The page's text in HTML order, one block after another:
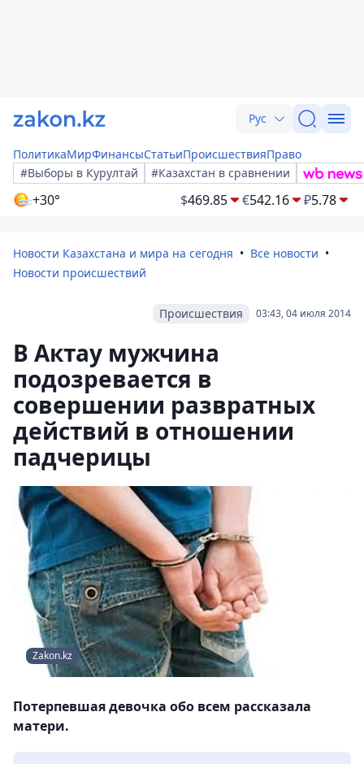
Рус
ПолитикаМирФинансыСтатьиПроисшествияПраво
#Выборы в Курултай
#Казахстан в сравнении
+30° $469.85 €542.16 ₽5.78
Новости Казахстана и мира на сегодня
Все новости
Новости происшествий
03:43, 04 июля 2014
Происшествия
В Актау мужчина
подозревается в
совершении развратных
действий в отношении
падчерицы
Zakon.kz
Потерпевшая девочка обо всем рассказала
матери.